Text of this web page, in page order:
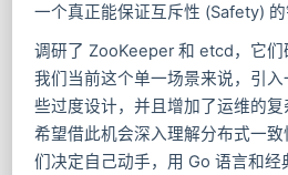
一个真正能保证互斥性 (Safety) 的
调研了 ZooKeeper 和 etcd，它
我们当前这个单一场景来说，引
些过度设计，并且增加了运维的
希望借此机会深入理解分布式一
们决定自己动手，用 Go 语言和经